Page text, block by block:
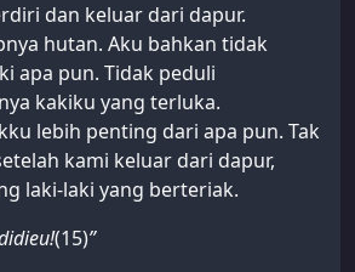
dan keluar dari dapur.
hutan. Aku bahkan tidak
apa pun. Tidak peduli
kakiku yang terluka.
lebih penting dari apa pun. Tak
kami keluar dari dapur,
laki-laki yang berteriak.
(15)”